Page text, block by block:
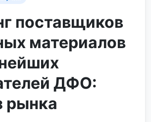
поставщиков
материалов
ДФО:
рынка